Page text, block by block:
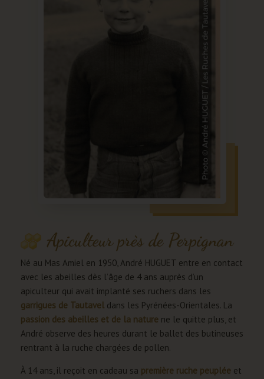
Apiculteur près de Perpignan
Né au Mas Amiel en 1950, André HUGUET entre en contact
avec les abeilles dès l’âge de 4 ans auprès d’un
apiculteur qui avait implanté ses ruchers dans les
garrigues de Tautavel dans les Pyrénées-Orientales. La
passion des abeilles et de la nature ne le quitte plus, et
André observe des heures durant le ballet des butineuses
rentrant à la ruche chargées de pollen.
À 14 ans, il reçoit en cadeau sa première ruche peuplée et